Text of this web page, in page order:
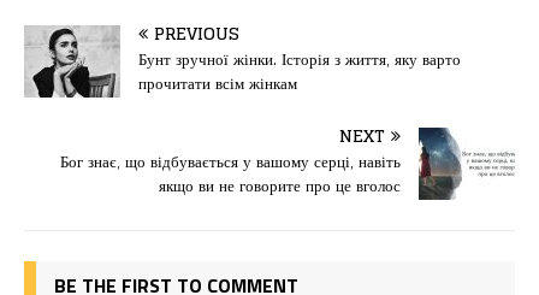
c
e
b
o
o
st
o
d
o
n
ai
l
іл
и
т
ис
я
PREVIOUS
Бунт зручної жінки. Історія з життя, яку варто
прочитати всім жінкам
NEXT
Бог знає, що відбувається у вашому серці, навіть
якщо ви не говорите про це вголос
BE THE FIRST TO COMMENT